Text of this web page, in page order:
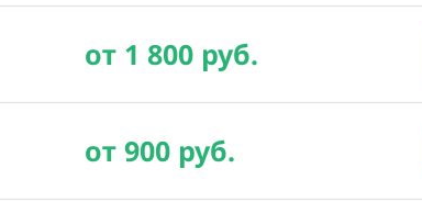
от 1 800 руб.
от 900 руб.